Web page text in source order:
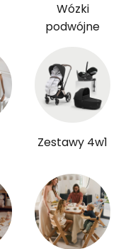
Wózki
podwójne
Zestawy 4w1